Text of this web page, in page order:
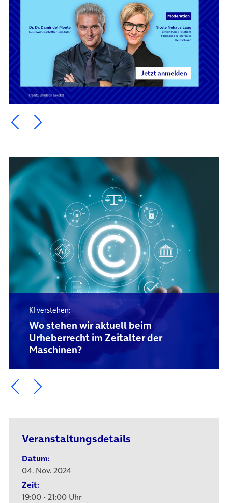
Ein Element zurück blättern
Ein Element weiter blättern
KI verstehen:
Wo stehen wir aktuell beim
Urheberrecht im Zeitalter der
Maschinen?
Ein Element zurück blättern
Ein Element weiter blättern
Veranstaltungsdetails
Datum:
04. Nov. 2024
Zeit:
19:00 - 21:00 Uhr